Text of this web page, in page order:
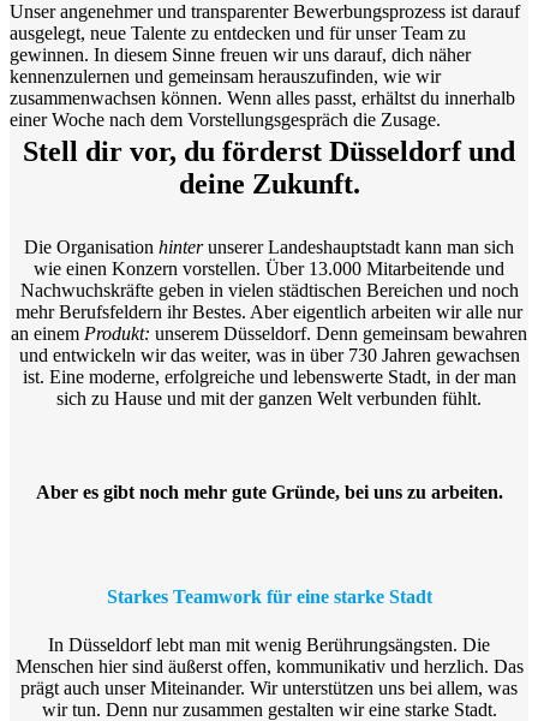
Unser angenehmer und transparenter Bewerbungsprozess ist darauf
ausgelegt, neue Talente zu entdecken und für unser Team zu
gewinnen. In diesem Sinne freuen wir uns darauf, dich näher
kennenzulernen und gemeinsam herauszufinden, wie wir
zusammenwachsen können. Wenn alles passt, erhältst du innerhalb
einer Woche nach dem Vorstellungsgespräch die Zusage.
Stell dir vor, du förderst Düsseldorf und
deine Zukunft.
Die Organisation hinterunserer Landeshauptstadt kann man sich
wie einen Konzern vorstellen. Über 13.000 Mitarbeitende und
Nachwuchskräfte geben in vielen städtischen Bereichen und noch
mehr Berufsfeldern ihr Bestes. Aber eigentlich arbeiten wir alle nur
an einem Produkt: unserem Düsseldorf. Denn gemeinsam bewahren
und entwickeln wir das weiter, was in über 730 Jahren gewachsen
ist. Eine moderne, erfolgreiche und lebenswerte Stadt, in der man
sich zu Hause und mit der ganzen Welt verbunden fühlt.
Aber es gibt noch mehr gute Gründe, bei uns zu arbeiten.
Starkes Teamwork für eine starke Stadt
In Düsseldorf lebt man mit wenig Berührungsängsten. Die
Menschen hier sind äußerst offen, kommunikativ und herzlich. Das
prägt auch unser Miteinander. Wir unterstützen uns bei allem, was
wir tun. Denn nur zusammen gestalten wir eine starke Stadt.